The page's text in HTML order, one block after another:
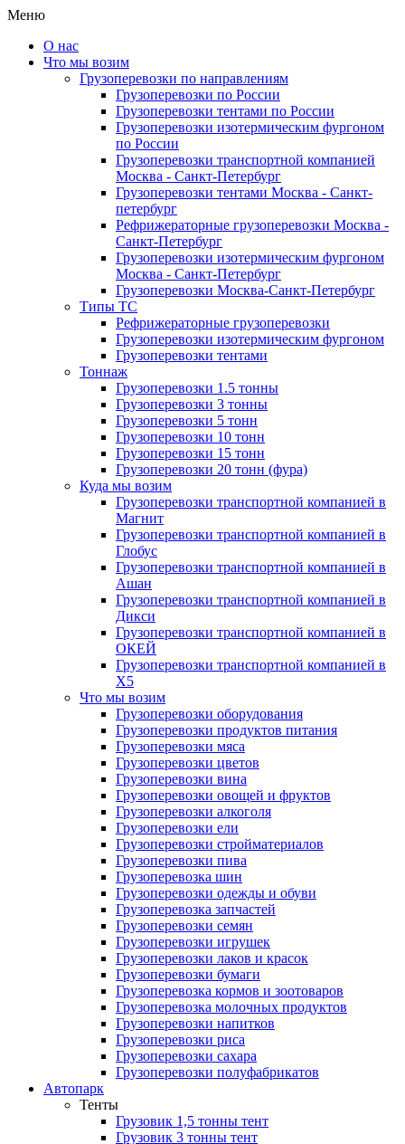
Меню
О нас
Что мы возим
Грузоперевозки по направлениям
Грузоперевозки по России
Грузоперевозки тентами по России
Грузоперевозки изотермическим фургоном
по России
Грузоперевозки транспортной компанией
Москва - Санкт-Петербург
Грузоперевозки тентами Москва - Санкт-
петербург
Рефрижераторные грузоперевозки Москва -
Санкт-Петербург
Грузоперевозки изотермическим фургоном
Москва - Санкт-Петербург
Грузоперевозки Москва-Санкт-Петербург
Типы ТС
Рефрижераторные грузоперевозки
Грузоперевозки изотермическим фургоном
Грузоперевозки тентами
Тоннаж
Грузоперевозки 1.5 тонны
Грузоперевозки 3 тонны
Грузоперевозки 5 тонн
Грузоперевозки 10 тонн
Грузоперевозки 15 тонн
Грузоперевозки 20 тонн (фура)
Куда мы возим
Грузоперевозки транспортной компанией в
Магнит
Грузоперевозки транспортной компанией в
Глобус
Грузоперевозки транспортной компанией в
Ашан
Грузоперевозки транспортной компанией в
Дикси
Грузоперевозки транспортной компанией в
ОКЕЙ
Грузоперевозки транспортной компанией в
X5
Что мы возим
Грузоперевозки оборудования
Грузоперевозки продуктов питания
Грузоперевозки мяса
Грузоперевозки цветов
Грузоперевозки вина
Грузоперевозки овощей и фруктов
Грузоперевозки алкоголя
Грузоперевозки ели
Грузоперевозки стройматериалов
Грузоперевозки пива
Грузоперевозка шин
Грузоперевозки одежды и обуви
Грузоперевозка запчастей
Грузоперевозки семян
Грузоперевозки игрушек
Грузоперевозки лаков и красок
Грузоперевозки бумаги
Грузоперевозка кормов и зоотоваров
Грузоперевозка молочных продуктов
Грузоперевозки напитков
Грузоперевозки риса
Грузоперевозки сахара
Грузоперевозки полуфабрикатов
Автопарк
Тенты
Грузовик 1,5 тонны тент
Грузовик 3 тонны тент